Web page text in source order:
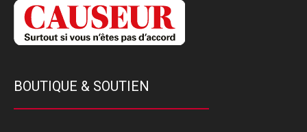
BOUTIQUE & SOUTIEN